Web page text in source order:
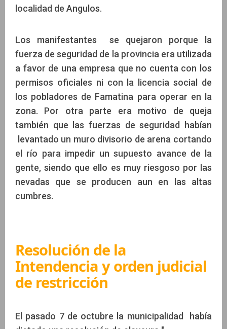
localidad de Angulos.
Los manifestantes se quejaron porque la
fuerza de seguridad de la provincia era utilizada
a favor de una empresa que no cuenta con los
permisos oficiales ni con la licencia social de
los pobladores de Famatina para operar en la
zona. Por otra parte era motivo de queja
también que las fuerzas de seguridad habían
levantado un muro divisorio de arena cortando
el río para impedir un supuesto avance de la
gente, siendo que ello es muy riesgoso por las
nevadas que se producen aun en las altas
cumbres.
Resolución de la
Intendencia y orden judicial
de restricción
El pasado 7 de octubre la municipalidad había